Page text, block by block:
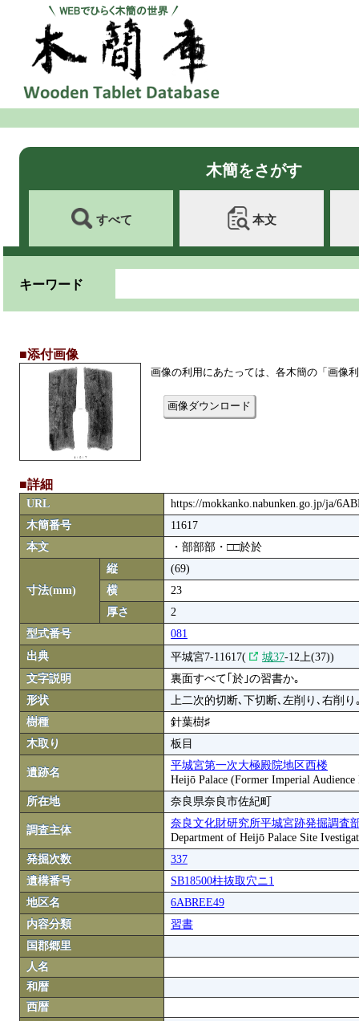
木簡をさがす
すべて 本文
キーワード
■添付画像
画像の利用にあたっては、各木簡の「画像
画像ダウンロード
■詳細
URL
https://mokkanko.nabunken.go.jp/ja/
木簡番号
11617
本文
・部部部・□□於於
寸法(mm)
縦
(69)
横
23
厚さ
2
型式番号
081
出典
平城宮7-11617( 城37-12上(37))
文字説明
裏面すべて｢於｣の習書か｡
形状
上二次的切断､下切断､左削り､右削り
樹種
針葉樹♯
木取り
板目
遺跡名
平城宮第一次大極殿院地区西楼
Heijō Palace (Former Imperial
所在地
奈良県奈良市佐紀町
調査主体
奈良文化財研究所平城宮跡発掘調査
Department of Heijō Palace Site
発掘次数
337
遺構番号
SB18500柱抜取穴ニ1
地区名
6ABREE49
内容分類
習書
国郡郷里
人名
和暦
西暦